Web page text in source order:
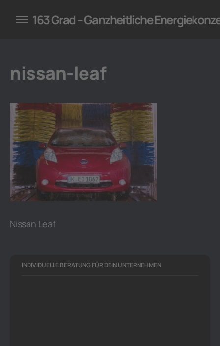
für Unternehmen
163 Grad – Ganzheitliche
nissan-leaf
Nissan Leaf
INDIVIDUELLE BERATUNG FÜR DEIN UNTERNEHMEN